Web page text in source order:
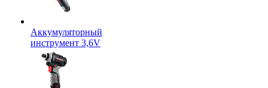
Аккумуляторный
инструмент 3,6V